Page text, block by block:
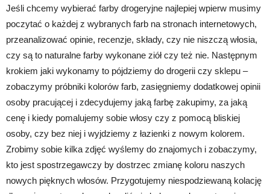
Jeśli chcemy wybierać farby drogeryjne najlepiej wpierw musimy
poczytać o każdej z wybranych farb na stronach internetowych,
przeanalizować opinie, recenzje, składy, czy nie niszczą włosia,
czy są to naturalne farby wykonane ziół czy też nie. Następnym
krokiem jaki wykonamy to pójdziemy do drogerii czy sklepu –
zobaczymy próbniki kolorów farb, zasięgniemy dodatkowej opinii
osoby pracującej i zdecydujemy jaką farbę zakupimy, za jaką
cenę i kiedy pomalujemy sobie włosy czy z pomocą bliskiej
osoby, czy bez niej i wyjdziemy z łazienki z nowym kolorem.
Zrobimy sobie kilka zdjęć wyślemy do znajomych i zobaczymy,
kto jest spostrzegawczy by dostrzec zmianę koloru naszych
nowych pięknych włosów. Przygotujemy niespodziewaną kolację